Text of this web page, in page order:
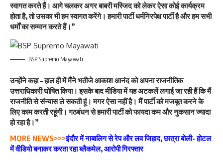
स्वागत करते हैं। आगे चलकर अगर बाबरी मस्जिद को लेकर ऐसा कोई कार्यक्रम
होता है, तो उसका भी हम स्वागत करेंगे। हमारी पार्टी धर्मनिरपेक्ष पार्टी है और हम सभी
धर्मों का सम्मान करते हैं।”
BSP Supremo Mayawati
उन्होंने कहा – हाल ही में मैंने भतीजे आकाश आनंद को अपना राजनीतिक
उत्तराधिकारी घोषित किया। इसके बाद मीडिया में यह अटकलें लगाई जा रही हैं कि मैं
राजनीति से संन्यास ले सकती हूं। मगर ऐसा नहीं है। मैं पार्टी को मजबूत करने के
लिए काम करती रहूंगी। गठबंधन से हमारी पार्टी को फायदा कम और नुकसान ज्यादा
हो रहा है।”
MORE NEWS>>>इंदौर में नाबालिग से रेप और लव जिहाद, छात्रा बोली- होटल
में वीडियो बनाकर करता रहा ब्लैकमेल, आरोपी गिरफ्तार